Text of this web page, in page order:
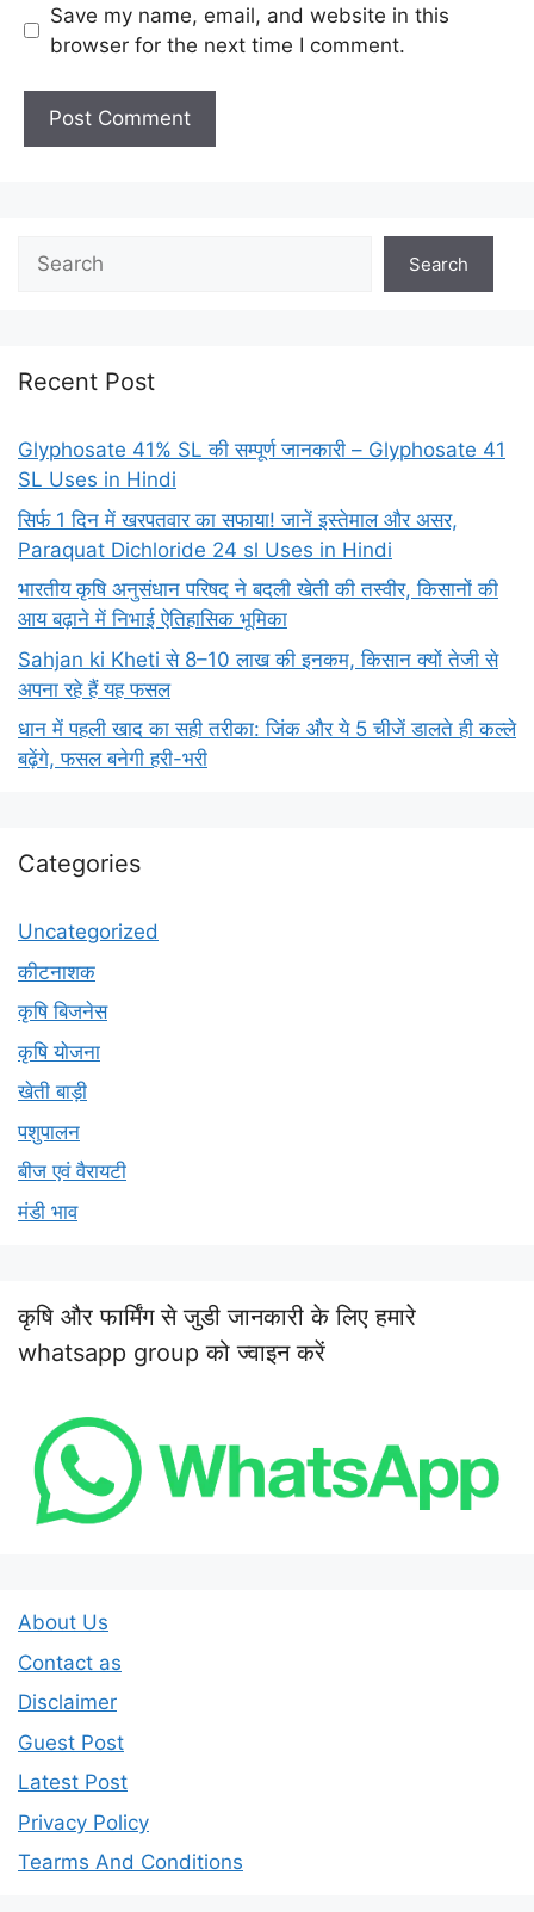
Save my name, email, and website in this
browser for the next time I comment.
Search
Recent Post
Glyphosate 41% SL की सम्पूर्ण जानकारी – Glyphosate 41
SL Uses in Hindi
सिर्फ 1 दिन में खरपतवार का सफाया! जानें इस्तेमाल और असर,
Paraquat Dichloride 24 sl Uses in Hindi
भारतीय कृषि अनुसंधान परिषद ने बदली खेती की तस्वीर, किसानों की
आय बढ़ाने में निभाई ऐतिहासिक भूमिका
Sahjan ki Kheti से 8–10 लाख की इनकम, किसान क्यों तेजी से
अपना रहे हैं यह फसल
धान में पहली खाद का सही तरीका: जिंक और ये 5 चीजें डालते ही कल्ले
बढ़ेंगे, फसल बनेगी हरी-भरी
Categories
Uncategorized
कीटनाशक
कृषि बिजनेस
कृषि योजना
खेती बाड़ी
पशुपालन
बीज एवं वैरायटी
मंडी भाव
कृषि और फार्मिंग से जुडी जानकारी के लिए हमारे
whatsapp group को ज्वाइन करें
About Us
Contact as
Disclaimer
Guest Post
Latest Post
Privacy Policy
Tearms And Conditions